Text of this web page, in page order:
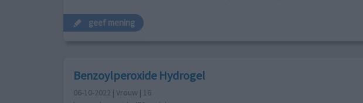
geef mening
Benzoylperoxide Hydrogel
06-10-2022 | Vrouw | 16